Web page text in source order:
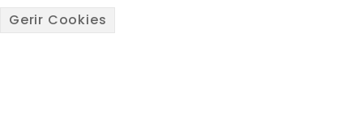
Gerir Cookies